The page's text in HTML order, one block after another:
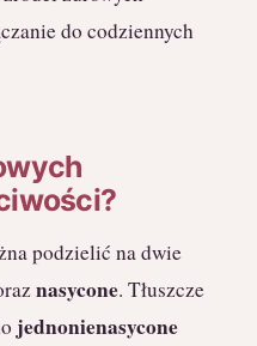
do codziennych
podzielić na dwie
nasycone. Tłuszcze
jednonienasycone